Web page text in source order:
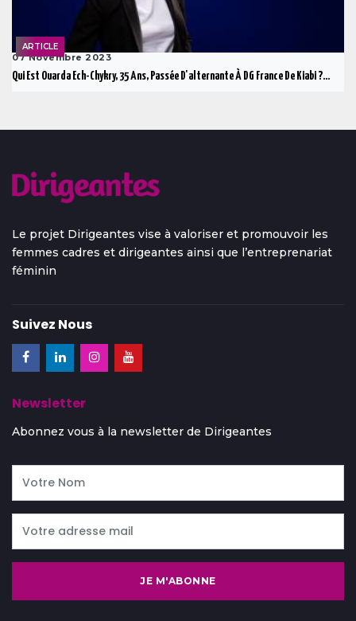
ARTICLE
07 Novembre 2023
Qui Est Ouarda Ech-Chykry, 35 Ans, Passée D'alternante À DG France De Kiabi ?...
Le projet Dirigeantes vise à valoriser et promouvoir les
femmes cadres et dirigeantes ainsi que l’entreprenariat
féminin
Suivez Nous
Newsletter
Abonnez vous à la newsletter de Dirigeantes
JE M'ABONNE